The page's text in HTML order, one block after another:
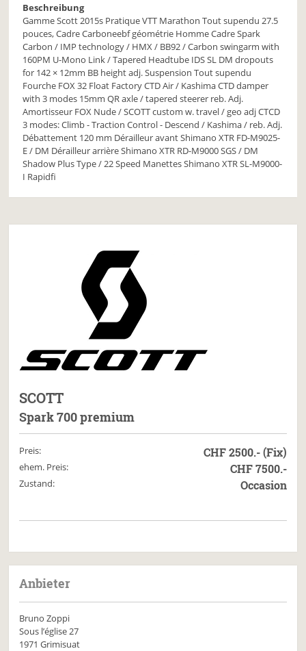
Beschreibung
Gamme Scott 2015s Pratique VTT Marathon Tout supendu 27.5
pouces, Cadre Carboneebf géométrie Homme Cadre Spark
Carbon / IMP technology / HMX / BB92 / Carbon swingarm with
160PM U-Mono Link / Tapered Headtube IDS SL DM dropouts
for 142 × 12mm BB height adj. Suspension Tout supendu
Fourche FOX 32 Float Factory CTD Air / Kashima CTD damper
with 3 modes 15mm QR axle / tapered steerer reb. Adj.
Amortisseur FOX Nude / SCOTT custom w. travel / geo adj CTCD
3 modes: Climb - Traction Control - Descend / Kashima / reb. Adj.
Débattement 120 mm Dérailleur avant Shimano XTR FD-M9025-
E / DM Dérailleur arrière Shimano XTR RD-M9000 SGS / DM
Shadow Plus Type / 22 Speed Manettes Shimano XTR SL-M9000-
I Rapidfi
SCOTT
Spark 700 premium
Preis: CHF 2500.- (Fix)
ehem. Preis: CHF 7500.-
Zustand: Occasion
Anbieter
Bruno Zoppi
Sous l’église 27
1971 Grimisuat